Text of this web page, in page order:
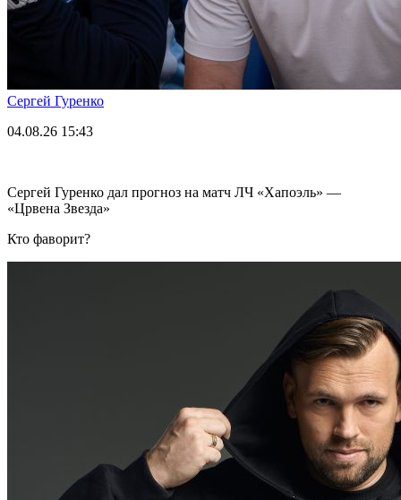
Сергей Гуренко
04.08.26 15:43
Сергей Гуренко дал прогноз на матч ЛЧ «Хапоэль» —
«Црвена Звезда»
Кто фаворит?